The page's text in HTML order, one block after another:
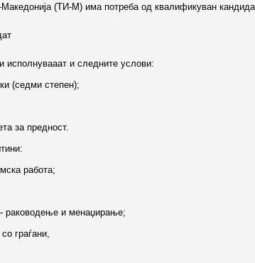
(TИ-М) има потреба од квалификуван
исполнувааат и следните услови:
(седми степен);
за предност.
работа;
раководење и менаџирање;
граѓани,